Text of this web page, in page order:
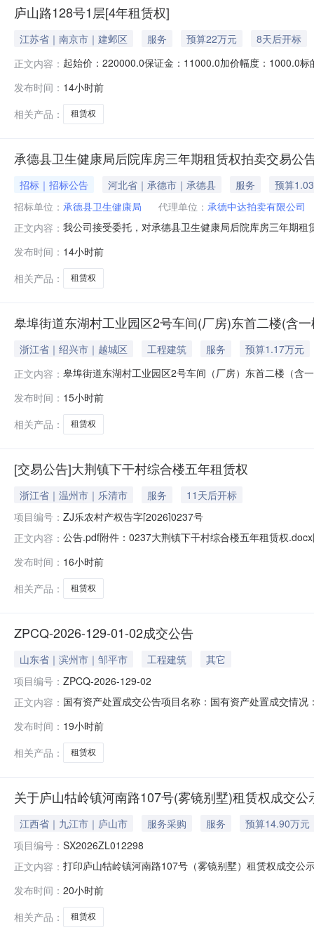
庐山路128号1层[4年租赁权]
江苏省｜南京市｜建邺区 服务 预算22万元
8天后开标
正文内容： 起始价：220000.0保证金：11000.0加价幅度：1000.0
为已履行了必要的审批程序，保证本公告的内容不存在
一、标的介绍1.基本信息名
发布时间： 14小时前
相关产品：
租赁权
承德县卫生健康局后院库房三年期租赁权拍卖交易公
招标｜招标公告 河北省｜承德市｜承德县 服务
预算
招标单位： 承德县卫生健康局 代理单位： 承德中达拍卖有限公司
正文内容： 我公司接受委托，对承德县卫生健康局后院库房三年期
81.24310316.675000.001、表格中所列数据（如标的面
卖会。2、本次拍卖
发布时间： 14小时前
相关产品：
租赁权
皋埠街道东湖村工业园区2号车间(厂房)东首二楼(含
浙江省｜绍兴市｜越城区 工程建筑 服务
预算1.17万元
正文内容： 皋埠街道东湖村工业园区2号车间（厂房）东首二楼（含
街道东湖村工业园区2号车间（厂房）东首二楼（含一楼
车间（厂房）东首二楼（含一楼
发布时间： 15小时前
相关产品：
租赁权
[交易公告]大荆镇下干村综合楼五年租赁权
浙江省｜温州市｜乐清市 服务
11天后开标
项目编号： ZJ乐农村产权告字[2026]0237号
正文内容： 公告.pdf附件：0237大荆镇下干村综合楼五年租赁权
发布时间： 16小时前
相关产品：
租赁权
ZPCQ-2026-129-01-02成交公告
山东省｜滨州市｜邹平市 工程建筑
其它
项目编号： ZPCQ-2026-129-02
正文内容： 国有资产处置成交公告项目名称：国有资产处置成交情
06日
发布时间： 19小时前
相关产品：
租赁权
关于庐山牯岭镇河南路107号(雾镜别墅)租赁权成交公
江西省｜九江市｜庐山市 服务采购 服务
预算14.90万元
项目编号： SX2026ZL012298
正文内容： 打印庐山牯岭镇河南路107号（雾镜别墅）租赁权成交
08月06日
发布时间： 20小时前
相关产品：
租赁权